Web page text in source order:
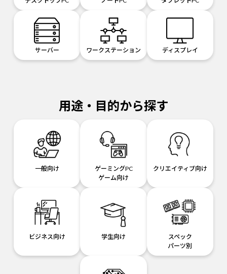
サーバー ワークステーション ディスプレイ
用途・目的から探す
一般向け
ゲーミングPC
ゲーム向け
クリエイティブ向け
ビジネス向け 学生向け
スペック
パーツ別